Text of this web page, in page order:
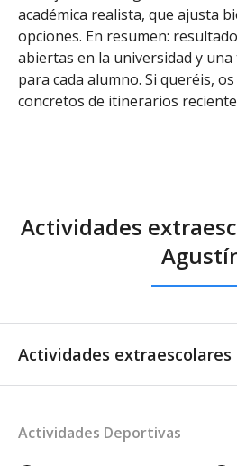
académica realista, que ajusta
opciones. En resumen:
abiertas en la universidad y
para cada alumno. Si queréis,
concretos de itinerarios
Actividades
Actividades extraescolares
Actividades Deportivas